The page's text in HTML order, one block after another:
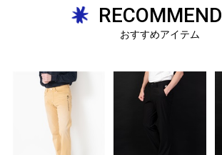
RECOMMEND
おすすめアイテム